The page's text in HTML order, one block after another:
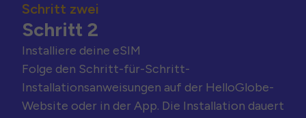
Schritt zwei
Schritt 2
Installiere deine eSIM
Folge den Schritt-für-Schritt-
Installationsanweisungen auf der HelloGlobe-
Website oder in der App. Die Installation dauert